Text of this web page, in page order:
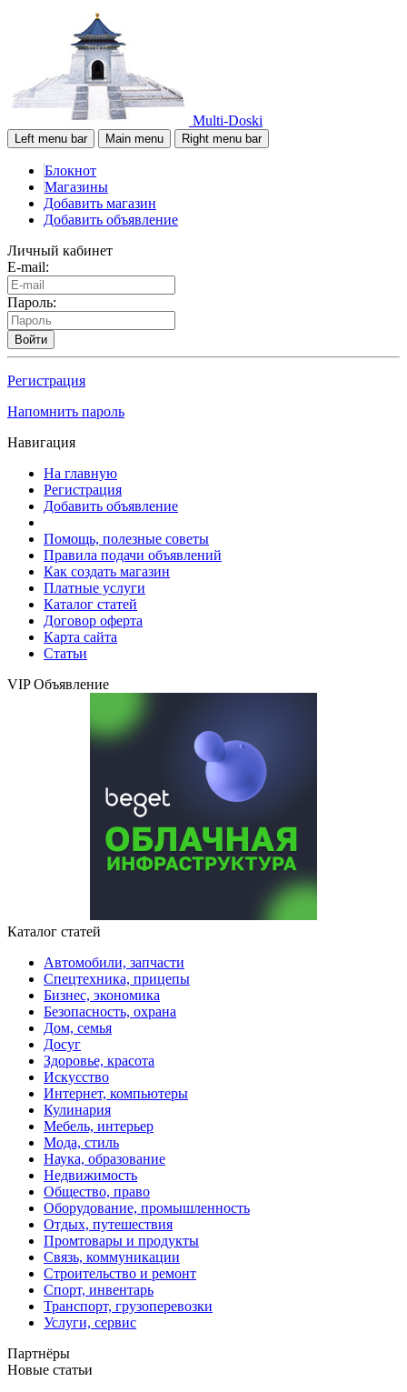
Multi-Doski
Left menu bar Main menu Right menu bar
Блокнот
Магазины
Добавить магазин
Добавить объявление
Личный кабинет
E-mail:
Пароль:
Войти
Регистрация
Напомнить пароль
Навигация
На главную
Регистрация
Добавить объявление
Помощь, полезные советы
Правила подачи объявлений
Как создать магазин
Платные услуги
Каталог статей
Договор оферта
Карта сайта
Статьи
VIP Объявление
Каталог статей
Автомобили, запчасти
Спецтехника, прицепы
Бизнес, экономика
Безопасность, охрана
Дом, семья
Досуг
Здоровье, красота
Искусство
Интернет, компьютеры
Кулинария
Мебель, интерьер
Мода, стиль
Наука, образование
Недвижимость
Общество, право
Оборудование, промышленность
Отдых, путешествия
Промтовары и продукты
Связь, коммуникации
Строительство и ремонт
Спорт, инвентарь
Транспорт, грузоперевозки
Услуги, сервис
Партнёры
Новые статьи